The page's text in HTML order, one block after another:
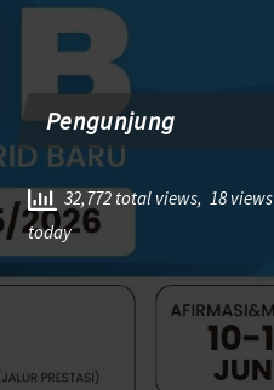
Pengunjung
32,772 total views, 18 views
today